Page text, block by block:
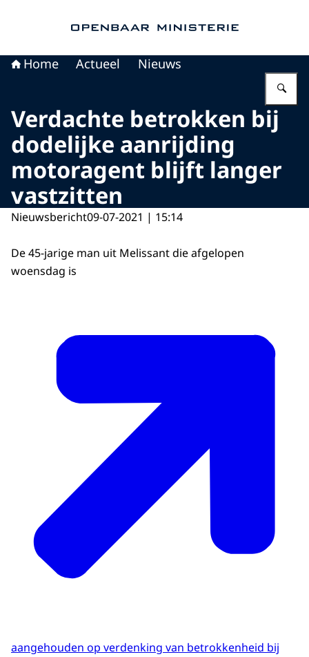
Home Actueel Nieuws
Verdachte betrokken bij
dodelijke aanrijding
motoragent blijft langer
vastzitten
Nieuwsbericht09-07-2021 | 15:14
De 45-jarige man uit Melissant die afgelopen
woensdag is
aangehouden op verdenking van betrokkenheid bij